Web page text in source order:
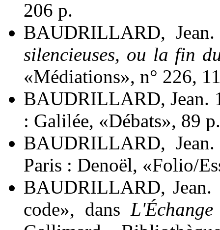
206 p.
BAUDRILLARD,
silencieuses, ou la fin
«Médiations», n° 226,
BAUDRILLARD, Jean.
: Galilée, «Débats», 89 p.
BAUDRILLARD,
Paris : Denoël, «Folio/
BAUDRILLARD,
code», dans